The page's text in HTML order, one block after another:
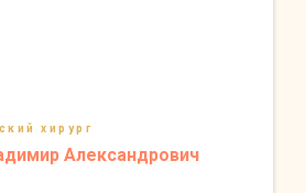
хирург
Александрович